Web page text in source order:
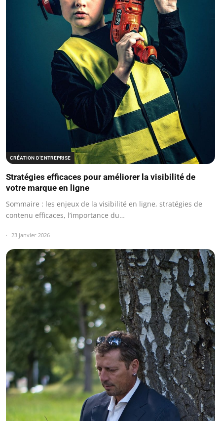
CRÉATION D’ENTREPRISE
Stratégies efficaces pour améliorer la visibilité de
votre marque en ligne
Sommaire : les enjeux de la visibilité en ligne, stratégies de
contenu efficaces, l’importance du…
23 janvier 2026